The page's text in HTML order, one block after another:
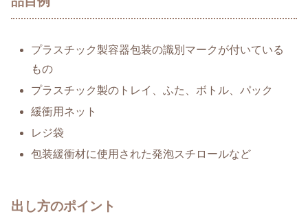
プラスチック製容器包装の識別マークが付いている
もの
プラスチック製のトレイ、ふた、ボトル、パック
緩衝用ネット
レジ袋
包装緩衝材に使用された発泡スチロールなど
出し方のポイント